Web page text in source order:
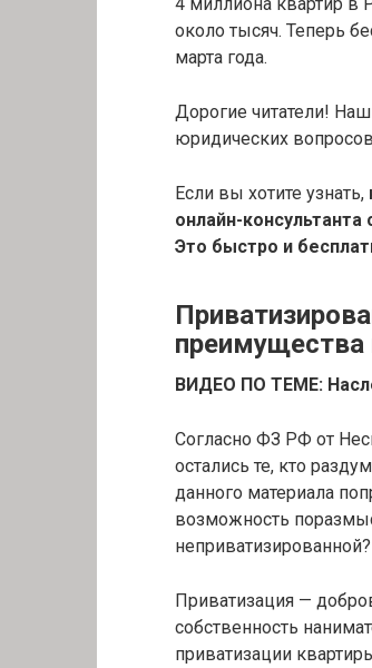
около тысяч. Теперь
марта года.
Дорогие читатели!
юридических
Если вы хотите узнать,
онлайн-
Это быстро и
преимущества
ВИДЕО ПО ТЕМЕ:
Согласно ФЗ РФ от
остались те, кто
данного материала
возможность
неприватизированной?
Приватизация —
собственность
приватизации